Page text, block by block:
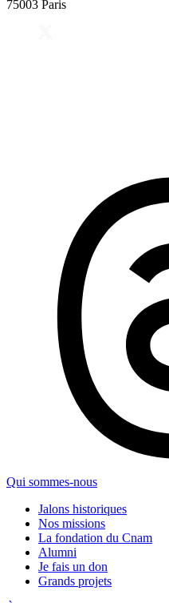
75003 Paris
Qui sommes-nous
Jalons historiques
Nos missions
La fondation du Cnam
Alumni
Je fais un don
Grands projets